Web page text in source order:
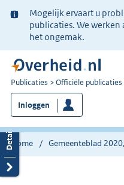
Ter
informatie:
Mogelijk ervaart u
publicaties. We werken
het ongemak.
U
bent
nu
hier:
Publicaties Officiële publicaties
Inloggen
Home Gemeenteblad